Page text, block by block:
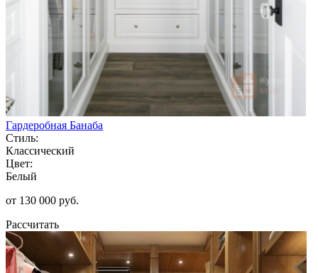
Гардеробная Банаба
Стиль:
Классический
Цвет:
Белый
от 130 000 руб.
Рассчитать